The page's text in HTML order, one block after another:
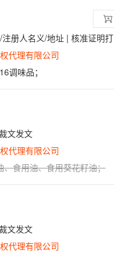
人名义/地址 | 核准证明打印发送
代理有限公司
调味品；
文发文
代理有限公司
、食用油、食用葵花籽油；
文发文
代理有限公司